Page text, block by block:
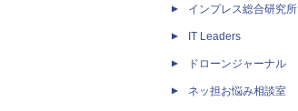
インプレス総合研究所
IT Leaders
ドローンジャーナル
ネッ担お悩み相談室